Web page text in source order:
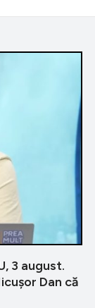
3 august.
Dan că